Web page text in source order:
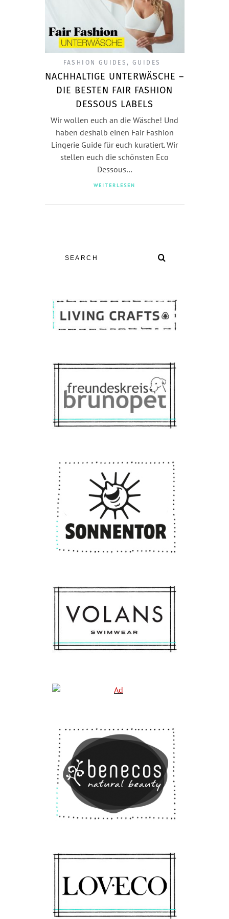
FASHION GUIDES, GUIDES
NACHHALTIGE UNTERWÄSCHE –
DIE BESTEN FAIR FASHION
DESSOUS LABELS
Wir wollen euch an die Wäsche! Und
haben deshalb einen Fair Fashion
Lingerie Guide für euch kuratiert. Wir
stellen euch die schönsten Eco
Dessous…
WEITERLESEN